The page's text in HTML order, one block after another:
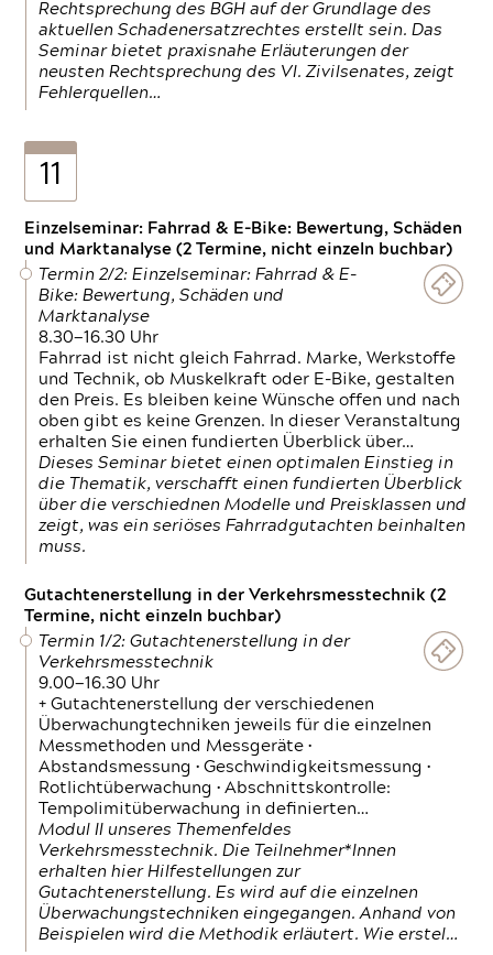
Rechtsprechung des BGH auf der Grundlage des
aktuellen Schadenersatzrechtes erstellt sein. Das
Seminar bietet praxisnahe Erläuterungen der
neusten Rechtsprechung des VI. Zivilsenates, zeigt
Fehlerquellen…
11
Einzelseminar: Fahrrad & E-Bike: Bewertung, Schäden
und Marktanalyse (2 Termine, nicht einzeln buchbar)
Termin 2/2: Einzelseminar: Fahrrad & E-
Bike: Bewertung, Schäden und
Marktanalyse
8.30—16.30 Uhr
Fahrrad ist nicht gleich Fahrrad. Marke, Werkstoffe
und Technik, ob Muskelkraft oder E-Bike, gestalten
den Preis. Es bleiben keine Wünsche offen und nach
oben gibt es keine Grenzen. In dieser Veranstaltung
erhalten Sie einen fundierten Überblick über…
Dieses Seminar bietet einen optimalen Einstieg in
die Thematik, verschafft einen fundierten Überblick
über die verschiednen Modelle und Preisklassen und
zeigt, was ein seriöses Fahrradgutachten beinhalten
muss.
Gutachtenerstellung in der Verkehrsmesstechnik (2
Termine, nicht einzeln buchbar)
Termin 1/2: Gutachtenerstellung in der
Verkehrsmesstechnik
9.00—16.30 Uhr
+ Gutachtenerstellung der verschiedenen
Überwachungtechniken jeweils für die einzelnen
Messmethoden und Messgeräte •
Abstandsmessung • Geschwindigkeitsmessung •
Rotlichtüberwachung • Abschnittskontrolle:
Tempolimitüberwachung in definierten…
Modul II unseres Themenfeldes
Verkehrsmesstechnik. Die Teilnehmer*Innen
erhalten hier Hilfestellungen zur
Gutachtenerstellung. Es wird auf die einzelnen
Überwachungstechniken eingegangen. Anhand von
Beispielen wird die Methodik erläutert. Wie erstel…